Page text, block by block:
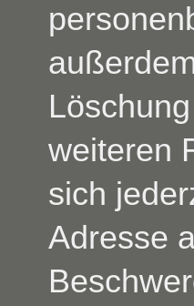
weiteren
sich
Adresse